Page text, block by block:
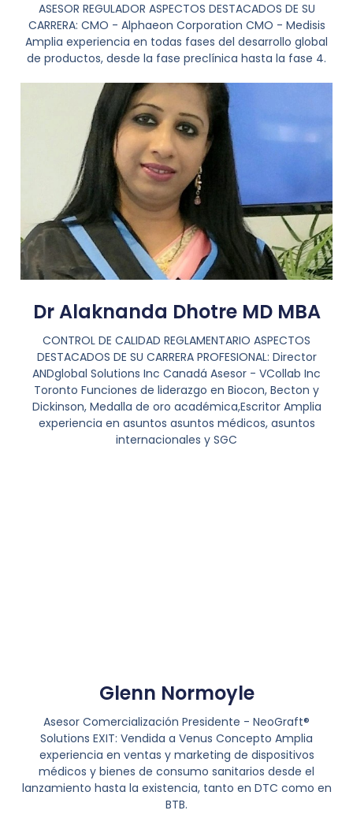
ASESOR REGULADOR ASPECTOS DESTACADOS DE SU
CARRERA: CMO - Alphaeon Corporation CMO - Medisis
Amplia experiencia en todas fases del desarrollo global
de productos, desde la fase preclínica hasta la fase 4.
Dr Alaknanda Dhotre MD MBA
CONTROL DE CALIDAD REGLAMENTARIO ASPECTOS
DESTACADOS DE SU CARRERA PROFESIONAL: Director
ANDglobal Solutions Inc Canadá Asesor - VCollab Inc
Toronto Funciones de liderazgo en Biocon, Becton y
Dickinson, Medalla de oro académica,Escritor Amplia
experiencia en asuntos asuntos médicos, asuntos
internacionales y SGC
Glenn Normoyle
Asesor Comercialización Presidente - NeoGraft®
Solutions EXIT: Vendida a Venus Concepto Amplia
experiencia en ventas y marketing de dispositivos
médicos y bienes de consumo sanitarios desde el
lanzamiento hasta la existencia, tanto en DTC como en
BTB.